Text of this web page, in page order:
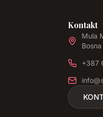
Kontakt
Mula
+387